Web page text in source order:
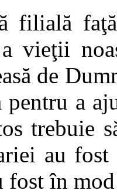
filială
a vieţii
de
pentru a
trebuie
au fost
fost în